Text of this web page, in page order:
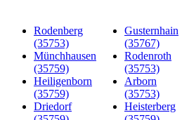
Rodenberg
(35753)
Münchhausen
(35759)
Heiligenborn
(35759)
Driedorf
Gusternhain
(35767)
Rodenroth
(35753)
Arborn
(35753)
Heisterberg